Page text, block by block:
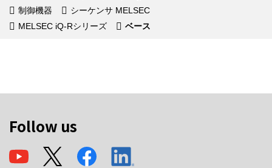
制御機器
シーケンサ MELSEC
MELSEC iQ-Rシリーズ
ベース
Follow us